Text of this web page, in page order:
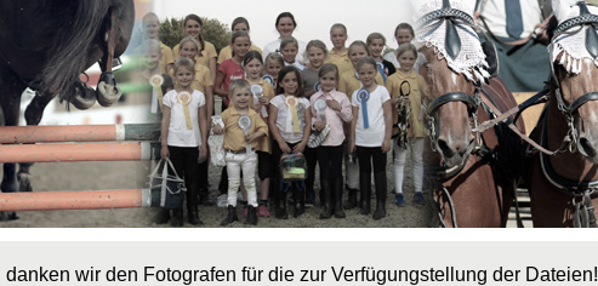
danken wir den Fotografen für die zur Verfügungstellung der Dateien!